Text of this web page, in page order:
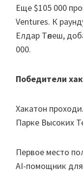
Еще $105 000
Ventures. К
Елдар Төлеш,
000.
Победители
Хакатон
Парке Высоких
Первое место
AI-помощник